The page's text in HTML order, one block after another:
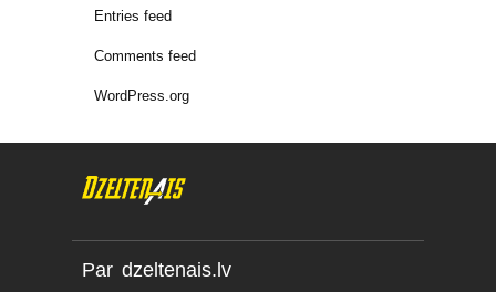
Entries feed
Comments feed
WordPress.org
Par dzeltenais.lv